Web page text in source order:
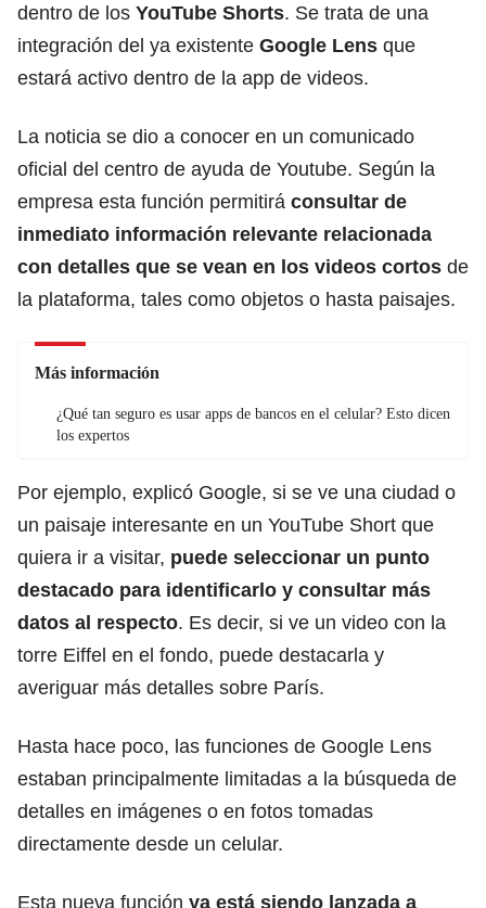
dentro de los YouTube Shorts. Se trata de una
integración del ya existente Google Lens que
estará activo dentro de la app de videos.
La noticia se dio a conocer en un comunicado
oficial del centro de ayuda de Youtube. Según la
empresa esta función permitirá consultar de
inmediato información relevante relacionada
con detalles que se vean en los videos cortos de
la plataforma, tales como objetos o hasta paisajes.
Más información
¿Qué tan seguro es usar apps de bancos en el celular? Esto dicen
los expertos
Por ejemplo, explicó Google, si se ve una ciudad o
un paisaje interesante en un YouTube Short que
quiera ir a visitar, puede seleccionar un punto
destacado para identificarlo y consultar más
datos al respecto. Es decir, si ve un video con la
torre Eiffel en el fondo, puede destacarla y
averiguar más detalles sobre París.
Hasta hace poco, las funciones de Google Lens
estaban principalmente limitadas a la búsqueda de
detalles en imágenes o en fotos tomadas
directamente desde un celular.
Esta nueva función ya está siendo lanzada a